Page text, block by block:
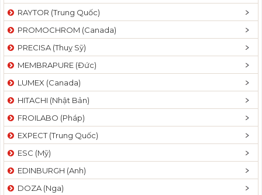
RAYTOR (Trung Quốc)
PROMOCHROM (Canada)
PRECISA (Thuỵ Sỹ)
MEMBRAPURE (Đức)
LUMEX (Canada)
HITACHI (Nhật Bản)
FROILABO (Pháp)
EXPECT (Trung Quốc)
ESC (Mỹ)
EDINBURGH (Anh)
DOZA (Nga)